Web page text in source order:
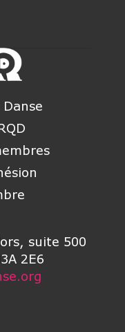
suite 500
2E6